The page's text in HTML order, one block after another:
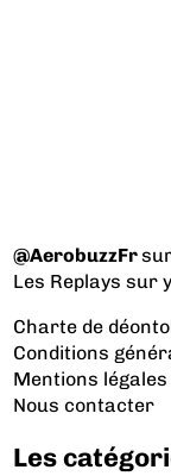
@AerobuzzFr
Les Replays sur
Charte de
Conditions
Mentions légales
Nous contacter
Les